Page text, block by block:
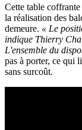
Cette table
la réalisation des
demeure. « Le
indique Thierry
L'ensemble du
pas à porter, ce qui
sans surcoût.